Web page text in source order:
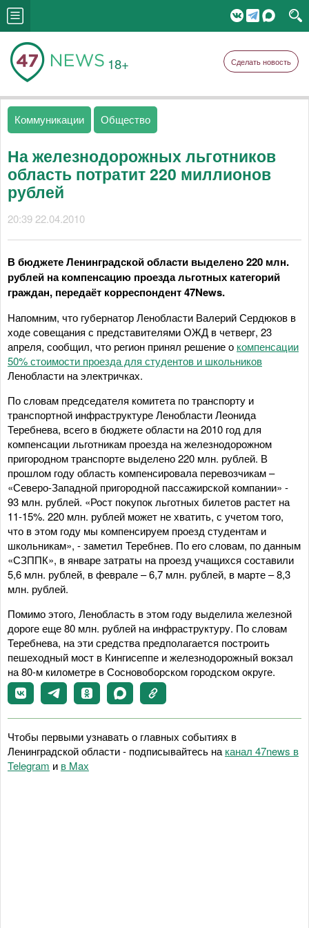
18+ Сделать новость
Коммуникации Общество
На железнодорожных льготников
область потратит 220 миллионов
рублей
20:39 22.04.2010
В бюджете Ленинградской области выделено 220 млн.
рублей на компенсацию проезда льготных категорий
граждан, передаёт корреспондент 47News.
Напомним, что губернатор Ленобласти Валерий Сердюков в
ходе совещания с представителями ОЖД в четверг, 23
апреля, сообщил, что регион принял решение о компенсации
50% стоимости проезда для студентов и школьников
Ленобласти на электричках.
По словам председателя комитета по транспорту и
транспортной инфраструктуре Ленобласти Леонида
Теребнева, всего в бюджете области на 2010 год для
компенсации льготникам проезда на железнодорожном
пригородном транспорте выделено 220 млн. рублей. В
прошлом году область компенсировала перевозчикам –
«Северо-Западной пригородной пассажирской компании» -
93 млн. рублей. «Рост покупок льготных билетов растет на
11-15%. 220 млн. рублей может не хватить, с учетом того,
что в этом году мы компенсируем проезд студентам и
школьникам», - заметил Теребнев. По его словам, по данным
«СЗППК», в январе затраты на проезд учащихся составили
5,6 млн. рублей, в феврале – 6,7 млн. рублей, в марте – 8,3
млн. рублей.
Помимо этого, Ленобласть в этом году выделила железной
дороге еще 80 млн. рублей на инфраструктуру. По словам
Теребнева, на эти средства предполагается построить
пешеходный мост в Кингисеппе и железнодорожный вокзал
на 80-м километре в Сосновоборском городском округе.
Чтобы первыми узнавать о главных событиях в
Ленинградской области - подписывайтесь на канал 47news в
Telegram и в Maх